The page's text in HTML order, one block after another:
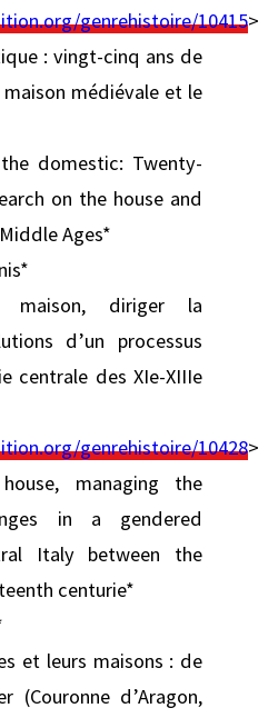
genrehistoire/10415>
: vingt-cinq ans de
médiévale et le
domestic: Twenty-
on the house and
Ages*
diriger la
d’un processus
centrale des XIe-XIIIe
genrehistoire/10428>
managing the
in a gendered
Italy between the
centurie*
et leurs maisons : de
(Couronne d’Aragon,